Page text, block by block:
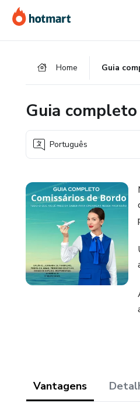
para
o
para
o
para
o
Home
Guia
Português
Vantagens